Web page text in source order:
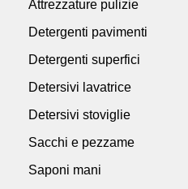
Attrezzature pulizie
Detergenti pavimenti
Detergenti superfici
Detersivi lavatrice
Detersivi stoviglie
Sacchi e pezzame
Saponi mani